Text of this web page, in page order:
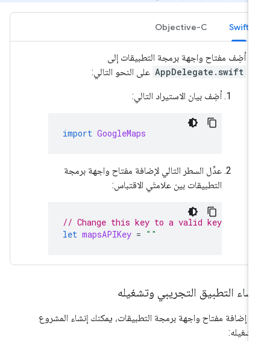
Swift
Objective-C
أضِف مفتاح واجهة برمجة التطبيقات إلى
AppDelegate.swift على النحو التالي:
أضِف بيان الاستيراد التالي:
import GoogleMaps
عدِّل السطر التالي لإضافة مفتاح واجهة برمجة
التطبيقات بين علامتَي الاقتباس:
// Change this key to a valid key
let mapsAPIKey =
التطبيق التجريبي وتشغيله
إضافة مفتاح واجهة برمجة التطبيقات، يمكنك إنشاء المشروع